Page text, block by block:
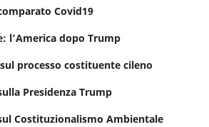
Covid19
l’America dopo Trump
processo costituente cileno
Presidenza Trump
Costituzionalismo Ambientale